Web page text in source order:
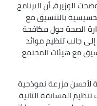
الوزيرة، أن البرنامج
بالتنسيق مع
الصحة حول مكافحة
جانب تنظيم موائد
مع هيئات المجتمع
مزرعة نموذجية
المسابقة الثانية